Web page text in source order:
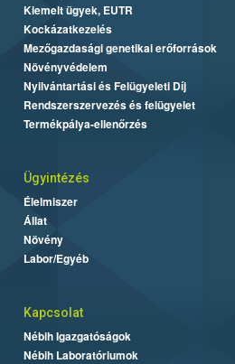
Kiemelt ügyek, EUTR
Kockázatkezelés
Mezőgazdasági genetikai erőforrások
Növényvédelem
Nyilvántartási és Felügyeleti Díj
Rendszerszervezés és felügyelet
Termékpálya-ellenőrzés
Ügyintézés
Élelmiszer
Állat
Növény
Labor/Egyéb
Kapcsolat
Nébih Igazgatóságok
Nébih Laboratóriumok